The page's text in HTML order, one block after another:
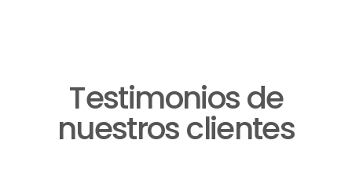
Testimonios de
nuestros clientes